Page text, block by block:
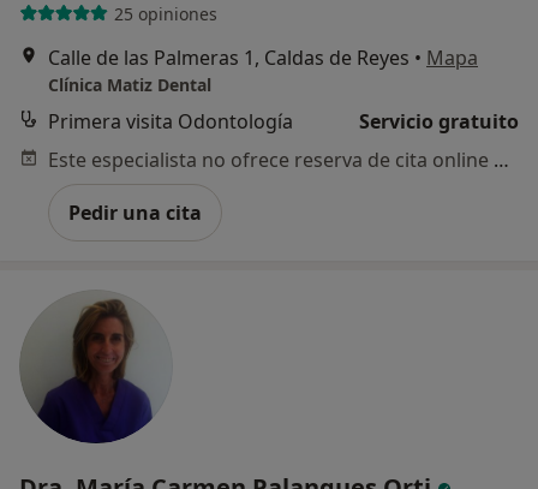
25 opiniones
Calle de las Palmeras 1, Caldas de Reyes • Mapa
Clínica Matiz Dental
Primera visita Odontología
Servicio gratuito
Este especialista no ofrece reserva de cita online en esta dirección.
Pedir una cita